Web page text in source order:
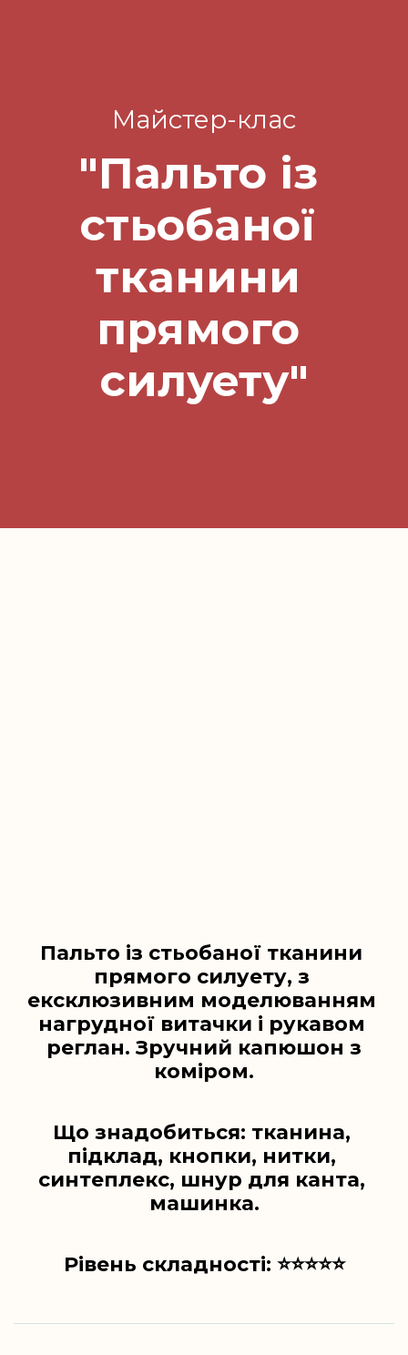
Майстер-клас
"Пальто із
стьобаної
тканини
прямого
силуету"
Пальто із стьобаної тканини
прямого силуету, з
ексклюзивним моделюванням
нагрудної витачки і рукавом
реглан. Зручний капюшон з
коміром.
Що знадобиться: тканина,
підклад, кнопки, нитки,
синтеплекс, шнур для канта,
машинка.
Рівень складності: ⭐️⭐️⭐️⭐️⭐️